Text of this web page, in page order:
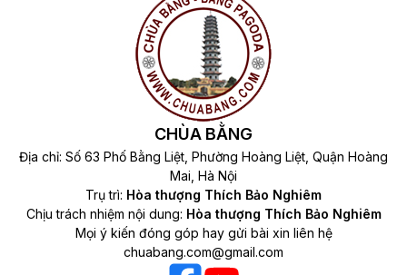
CHÙA BẰNG
Địa chỉ: Số 63 Phố Bằng Liệt, Phường Hoàng Liệt, Quận Hoàng
Mai, Hà Nội
Trụ trì: Hòa thượng Thích Bảo Nghiêm
Chịu trách nhiệm nội dung: Hòa thượng Thích Bảo Nghiêm
Mọi ý kiến đóng góp hay gửi bài xin liên hệ
chuabang.com@gmail.com